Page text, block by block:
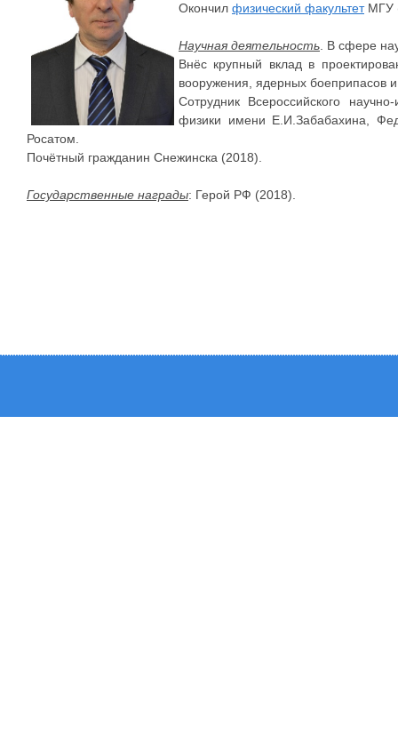
Окончил физический факультетМГУ
Научная деятельность . В сфере
Внёс крупный вклад в
вооружения, ядерных боеприпасов и
Сотрудник Всероссийского научно-
физики имени Е.И.Забабахина,
Росатом.
Почётный гражданин Снежинска (2018).
Государственные награды: Герой РФ (2018).